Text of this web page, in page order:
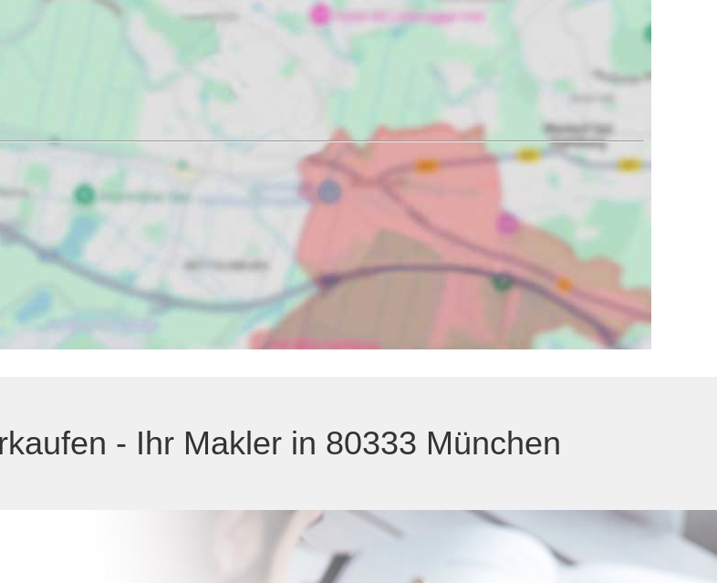
- Ihr Makler in 80333 München